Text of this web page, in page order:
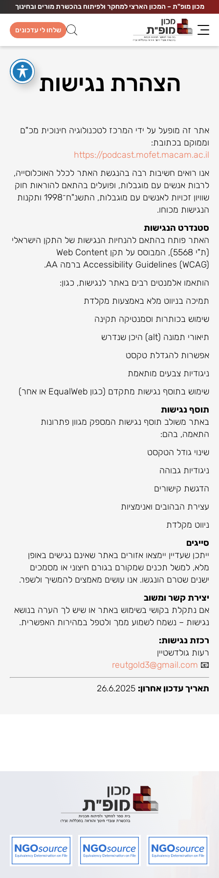
מכון מופ"ת – המכון הארצי למחקר ולפיתוח בהכשרת מורים ובחינוך
שלחו לי עדכונים
הצהרת נגישות
אתר זה מופעל על ידי המרכז לטכנולוגיה חינוכית מכ"ם
וממוקם בכתובת:
https://podcast.mofet.macam.ac.il
אנו רואים חשיבות רבה בהנגשת האתר לכלל האוכלוסייה,
לרבות אנשים עם מוגבלות, ופועלים בהתאם להוראות חוק
שוויון זכויות לאנשים עם מוגבלות, התשנ"ח־1998 ותקנות
הנגישות מכוחו.
סטנדרט הנגישות
האתר פותח בהתאם להנחיות הנגישות של התקן הישראלי
(ת"י 5568), המבוסס על תקן Web Content
Accessibility Guidelines (WCAG) ברמה AA.
הותאמו אלמנטים רבים באתר לנגישות, כגון:
תמיכה בניווט מלא באמצעות מקלדת
שימוש בכותרות וסמנטיקה תקינה
תיאורי תמונה (alt) היכן שנדרש
אפשרות להגדלת טקסט
ניגודיות צבעים מותאמת
שימוש בתוסף נגישות מתקדם (כגון EqualWeb או אחר)
תוסף נגישות
באתר משולב תוסף נגישות המספק מגוון פתרונות
התאמה, בהם:
שינוי גודל הטקסט
ניגודיות גבוהה
הדגשת קישורים
עצירת הבהובים ואנימציות
ניווט מקלדת
סייגים
ייתכן שעדיין יימצאו אזורים באתר שאינם נגישים באופן
מלא, למשל תכנים שמקורם בגורם חיצוני או מסמכים
ישנים שטרם הונגשו. אנו עושים מאמצים להמשיך ולשפר.
יצירת קשר ומשוב
אם נתקלת בקושי בשימוש באתר או שיש לך הערה בנושא
נגישות – נשמח לשמוע ממך ולטפל במהירות האפשרית.
רכזת נגישות:
רעות גולדשטיין
📧
reutgold3@gmail.com
תאריך עדכון אחרון: